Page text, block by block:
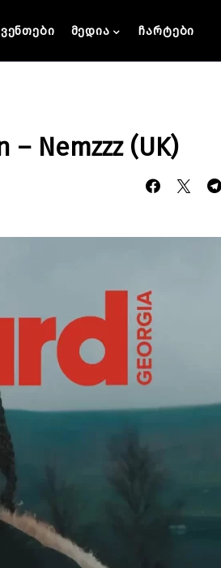
მედია ჩარტები
Nemzzz (UK)